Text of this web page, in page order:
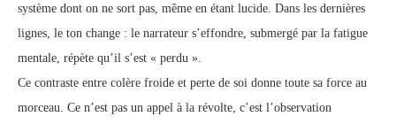
système dont on ne sort pas, même en étant lucide. Dans les dernières
lignes, le ton change : le narrateur s’effondre, submergé par la fatigue
mentale, répète qu’il s’est « perdu ».
Ce contraste entre colère froide et perte de soi donne toute sa force au
morceau. Ce n’est pas un appel à la révolte, c’est l’observation